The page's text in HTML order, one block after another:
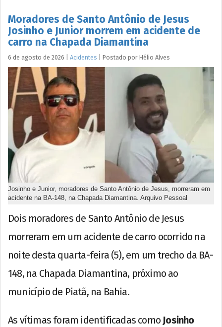
Moradores de Santo Antônio de Jesus
Josinho e Junior morrem em acidente de
carro na Chapada Diamantina
6 de agosto de 2026 Acidentes Postado por Hélio Alves
Josinho e Junior, moradores de Santo Antônio de Jesus, morreram em
acidente na BA-148, na Chapada Diamantina. Arquivo Pessoal
Dois moradores de Santo Antônio de Jesus
morreram em um acidente de carro ocorrido na
noite desta quarta-feira (5), em um trecho da BA-
148, na Chapada Diamantina, próximo ao
município de Piatã, na Bahia.
As vítimas foram identificadas como Josinho